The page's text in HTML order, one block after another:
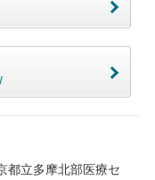
都立多摩北部医療セ